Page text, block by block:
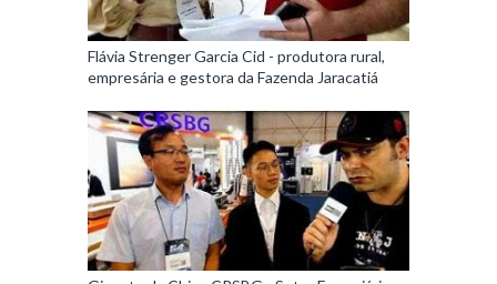
Flávia Strenger Garcia Cid - produtora rural,
empresária e gestora da Fazenda Jaracatiá